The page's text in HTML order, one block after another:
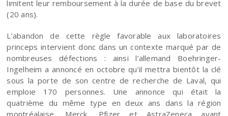
limitent leur remboursement à la durée de base du brevet
(20 ans).
L’abandon de cette règle favorable aux laboratoires
princeps intervient donc dans un contexte marqué par de
nombreuses défections : ainsi l’allemand Boehringer-
Ingelheim a annoncé en octobre qu’il mettra bientôt la clé
sous la porte de son centre de recherche de Laval, qui
emploie 170 personnes. Une annonce qui était la
quatrième du même type en deux ans dans la région
montréalaise, Merck, Pfizer et AstraZeneca ayant